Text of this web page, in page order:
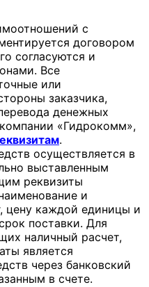
с
договором
согласуются и
Все
или
заказчика,
денежных
«Гидрокомм»,
.
осуществляется в
выставленным
реквизиты
и
цену каждой единицы и
поставки. Для
наличный расчет,
является
через банковский
в счете.